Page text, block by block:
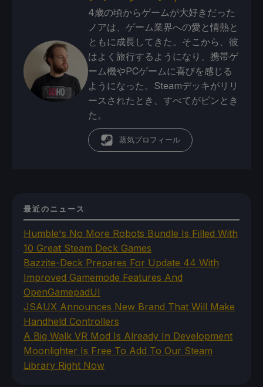
4歳の頃からゲームが大好きだった
ノアは、ゲーム業界への愛と情熱と
ともに成長してきた。そこから、彼
はよく旅行するようになり、携帯ゲ
ーム機やPCゲームに喜びを感じる
ようになった。Steamデッキがリリ
ースされたとき、すべてがピンとき
た。
蒸気プロフィール
最近のニュース
Humble's No More Robots Bundle Is Filled With
10 Great Steam Deck Games
Bazzite-Deck Prepares For Update 44 With
Improved Gamemode Features And
OpenGamepadUI
JSAUX Announces New Brand That Will Make
Handheld Controllers
A Big Walk VR Mod Is Already In Development
Moonlighter Is Free To Add To Our Steam
Library Right Now